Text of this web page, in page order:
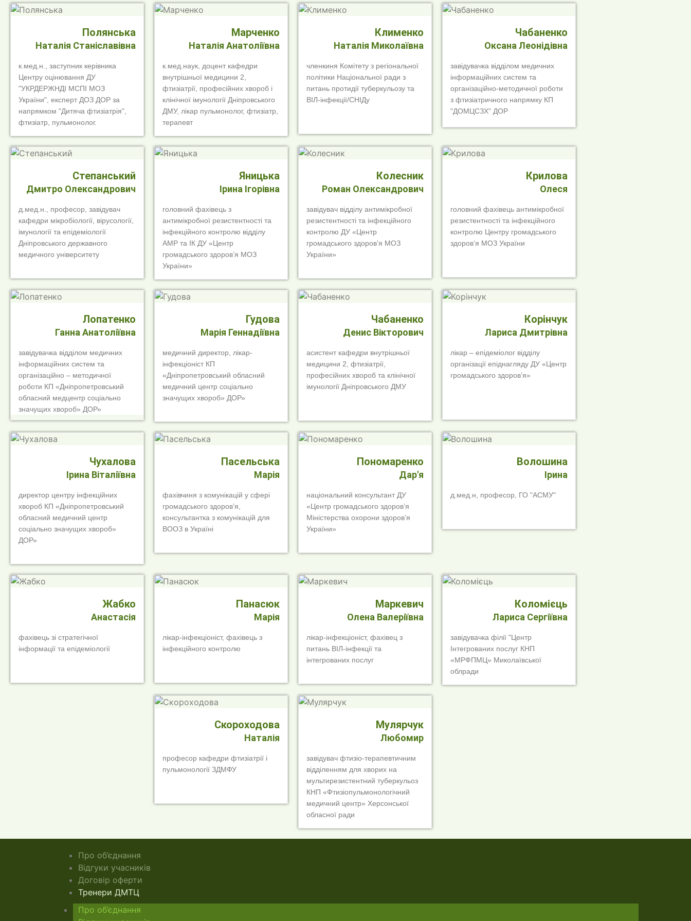
Полянська
Наталія Станіславівна
к.мед.н., заступник керівника
Центру оцінювання ДУ
"УКРДЕРЖНДІ МСПІ МОЗ
України", експерт ДОЗ ДОР за
напрямком "Дитяча фтизіатрія",
фтизіатр, пульмонолог.
Марченко
Наталія Анатоліївна
к.мед.наук, доцент кафедри
внутрішньої медицини 2,
фтизіатрії, професійних хвороб і
клінічної імунології Дніпровського
ДМУ, лікар пульмонолог, фтизіатр,
терапевт
Клименко
Наталія Миколаївна
членкиня Комітету з регіональної
політики Національної ради з
питань протидії туберкульозу та
ВІЛ-інфекції/СНІДу
Чабаненко
Оксана Леонідівна
завідувачка відділом медичних
інформаційних систем та
організаційно-методичної роботи
з фтизіатричного напрямку КП
"ДОМЦСЗХ" ДОР
Степанський
Дмитро Олександрович
д.мед.н., професор, завідувач
кафедри мікробіології, вірусології,
імунології та епідеміології
Дніпровського державного
медичного університету
Яницька
Ірина Ігорівна
головний фахівець з
антимікробної резистентності та
інфекційного контролю відділу
АМР та ІК ДУ «Центр
громадського здоров’я МОЗ
України»
Колесник
Роман Олександрович
завідувач відділу антимікробної
резистентності та інфекційного
контролю ДУ «Центр
громадського здоров’я МОЗ
України»
Крилова
Олеся
головний фахівець антимікробної
резистентності та інфекційного
контролю Центру громадського
здоров’я МОЗ України
Лопатенко
Ганна Анатоліївна
завідувачка відділом медичних
інформаційних систем та
організаційно – методичної
роботи КП «Дніпропетровський
обласний медцентр соціально
значущих хвороб» ДОР»
Гудова
Марія Геннадіївна
медичний директор, лікар-
інфекціоніст КП
«Дніпропетровський обласний
медичний центр соціально
значущих хвороб» ДОР»
Чабаненко
Денис Вікторович
асистент кафедри внутрішньої
медицини 2, фтизіатрії,
професійних хвороб та клінічної
імунології Дніпровського ДМУ
Корінчук
Лариса Дмитрівна
лікар – епідеміолог відділу
організації епіднагляду ДУ «Центр
громадського здоров’я»
Чухалова
Ірина Віталіївна
директор центру інфекційних
хвороб КП «Дніпропетровський
обласний медичний центр
соціально значущих хвороб»
ДОР»
Пасельська
Марія
фахівчиня з комунікацій у сфері
громадського здоровʼя,
консультантка з комунікацій для
ВООЗ в Україні
Пономаренко
Дар'я
національний консультант ДУ
«Центр громадського здоров’я
Міністерства охорони здоров’я
України»
Волошина
Ірина
д.мед.н, професор, ГО "АСМУ"
Жабко
Анастасія
фахівець зі стратегічної
інформації та епідеміології
Панасюк
Марія
лікар-інфекціоніст, фахівець з
інфекційного контролю
Маркевич
Олена Валеріївна
лікар-інфекціоніст, фахівец з
питань ВІЛ-інфекції та
інтегрованих послуг
Коломієць
Лариса Сергіївна
завідувачка філії "Центр
Інтегрованих послуг КНП
«МРФПМЦ» Миколаївської
облради
Скороходова
Наталія
професор кафедри фтизіатрії і
пульмонології ЗДМФУ
Мулярчук
Любомир
завідувач фтизіо-терапевтичним
відділенням для хворих на
мультирезистентний туберкульоз
КНП «Фтизіопульмонологічний
медичний центр» Херсонської
обласної ради
Про об’єднання
Відгуки учасників
Договір оферти
Тренери ДМТЦ
Про об’єднання